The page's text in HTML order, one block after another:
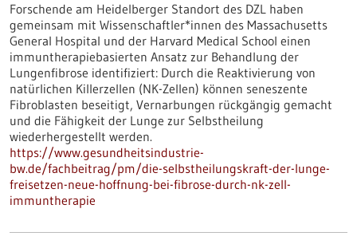
Forschende am Heidelberger Standort des DZL haben
gemeinsam mit Wissenschaftler*innen des Massachusetts
General Hospital und der Harvard Medical School einen
immuntherapiebasierten Ansatz zur Behandlung der
Lungenfibrose identifiziert: Durch die Reaktivierung von
natürlichen Killerzellen (NK-Zellen) können seneszente
Fibroblasten beseitigt, Vernarbungen rückgängig gemacht
und die Fähigkeit der Lunge zur Selbstheilung
wiederhergestellt werden.
https://www.gesundheitsindustrie-
bw.de/fachbeitrag/pm/die-selbstheilungskraft-der-lunge-
freisetzen-neue-hoffnung-bei-fibrose-durch-nk-zell-
immuntherapie